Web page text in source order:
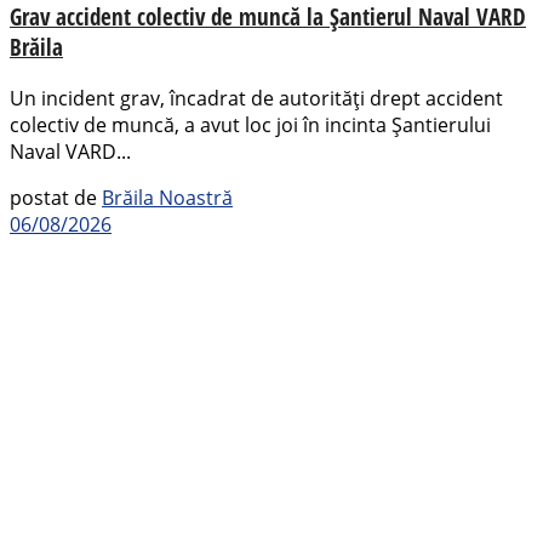
Grav accident colectiv de muncă la Șantierul Naval VARD
Brăila
Un incident grav, încadrat de autorități drept accident
colectiv de muncă, a avut loc joi în incinta Șantierului
Naval VARD...
postat de Brăila Noastră
06/08/2026